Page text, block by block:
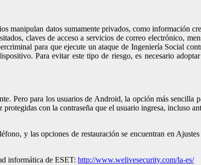
manipulan datos sumamente privados, como información
claves de acceso a servicios de correo electrónico,
para que ejecute un ataque de Ingeniería Social
Para evitar este tipo de riesgo, es necesario
Pero para los usuarios de Android, la opción más
con la contraseña que el usuario ingresa, incluso
y las opciones de restauración se encuentran en
informática de ESET: http://www.welivesecurity.com/la-es/